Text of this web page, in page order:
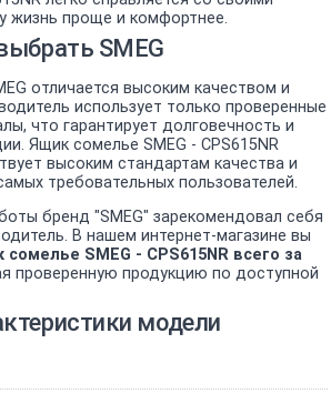
жизнь проще и комфортнее.
SMEG
отличается высоким качеством и
использует только проверенные
что гарантирует долговечность и
Ящик сомелье SMEG - CPS615NR
высоким стандартам качества и
требовательных пользователей.
бренд "SMEG" зарекомендовал себя
В нашем интернет-магазине вы
SMEG - CPS615NR всего за
проверенную продукцию по доступной
модели